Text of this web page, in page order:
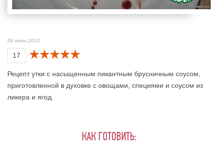
26 июнь 2012
17
Рецепт утки с насыщенным пикантным брусничным соусом,
приготовленной в духовке с овощами, специями и соусом из
ликера и ягод.
КАК ГОТОВИТЬ: